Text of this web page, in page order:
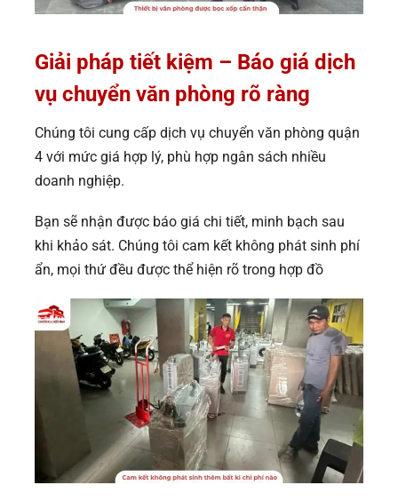
Giải pháp tiết kiệm – Báo giá dịch
vụ chuyển văn phòng rõ ràng
Chúng tôi cung cấp dịch vụ chuyển văn phòng quận
4 với mức giá hợp lý, phù hợp ngân sách nhiều
doanh nghiệp.
Bạn sẽ nhận được báo giá chi tiết, minh bạch sau
khi khảo sát. Chúng tôi cam kết không phát sinh phí
ẩn, mọi thứ đều được thể hiện rõ trong hợp đồ